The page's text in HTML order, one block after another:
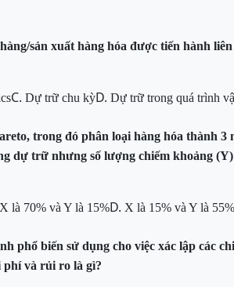
sản xuất hàng hóa được tiến hành
C. Dự trữ chu kỳD. Dự trữ trong quá trình
trong đó phân loại hàng hóa thành 3
dự trữ nhưng số lượng chiếm khoảng
X là 70% và Y là 15%D. X là 15% và Y là 55%
phổ biến sử dụng cho việc xác lập các
phí và rủi ro là gì?